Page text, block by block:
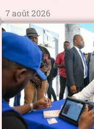
7 août 2026